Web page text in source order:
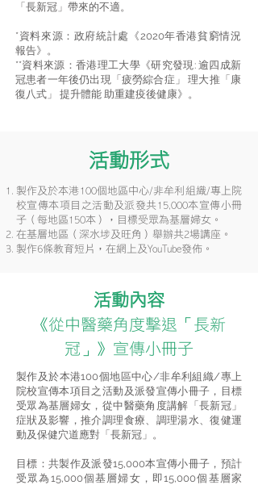
「長新冠」帶來的不適。
*資料來源：政府統計處《2020年香港貧窮情況
報告》。
**資料來源：香港理工大學《研究發現: 逾四成新
冠患者一年後仍出現「疲勞綜合症」 理大推「康
復八式」 提升體能 助重建疫後健康》。
活動形式
製作及於本港100個地區中心/非牟利組織/專上院
校宣傳本項目之活動及派發共15,000本宣傳小冊
子（每地區150本），目標受眾為基層婦女。
在基層地區（深水埗及旺角）舉辦共2場講座。
製作6條教育短片，在網上及YouTube發佈。
活動內容
《從中醫藥角度擊退「長新
冠」》宣傳小冊子
製作及於本港100個地區中心/非牟利組織/專上
院校宣傳本項目之活動及派發宣傳小冊子，目標
受眾為基層婦女，從中醫藥角度講解「長新冠」
症狀及影響，推介調理食療、調理湯水、復健運
動及保健穴道應對「長新冠」。
目標：共製作及派發15,000本宣傳小冊子，預計
受眾為15,000個基層婦女，即15,000個基層家